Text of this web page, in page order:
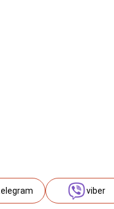
viber